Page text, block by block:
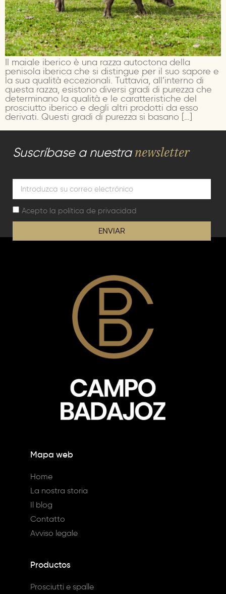
Il maiale iberico è una razza autoctona della
penisola iberica che si distingue per il suo sapore e
la sua qualità eccezionali. Tuttavia, all’interno di
questa razza, esistono diversi gradi di purezza che
determinano la qualità e le caratteristiche del
prosciutto iberico e degli altri prodotti da esso
derivati. Questi gradi di purezza si basano […]
Suscríbase a nuestra newsletter
Acepto la política de privacidad
ENVIAR
Mapa web
Home
La nostra storia
Il blog
Contatto
Avviso legale
Productos
Prosciutti e spalle